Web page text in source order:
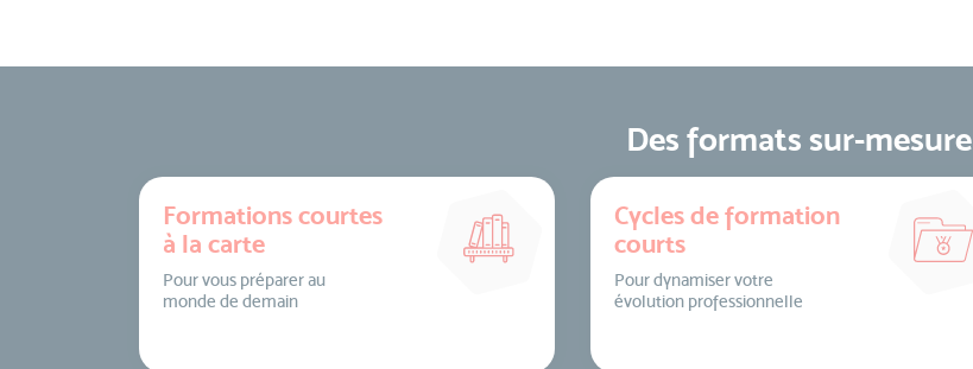
Des formats sur-mesure
Formations courtes
à la carte
Pour vous préparer au
monde de demain
Cycles de formation
courts
Pour dynamiser votre
évolution professionnelle